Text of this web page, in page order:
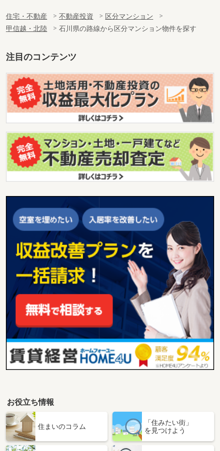
住宅・不動産 不動産投資
区分マンション
甲信越・北陸
石川県の路線から区分マンション物件を探す
注目のコンテンツ
お役立ち情報
住まいのコラム
「住みたい街」
を見つけよう